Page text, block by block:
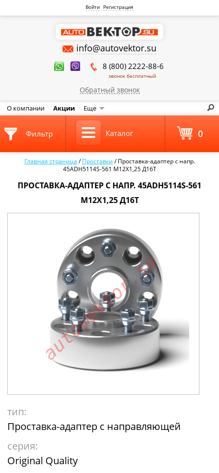
Войти Регистрация
info@autovektor.su
8 (800) 2222-88-6
звонок бесплатный
Обратный звонок
О компании Акции Еще
Главная страница /Проставки /Проставка-адаптер с напр.
45ADH5114S-561 M12X1,25 Д16Т
ПРОСТАВКА-АДАПТЕР С НАПР. 45ADH5114S-561
M12X1,25 Д16Т
тип:
Проставка-адаптер с направляющей
серия:
Original Quality
Фильтр Каталог 0